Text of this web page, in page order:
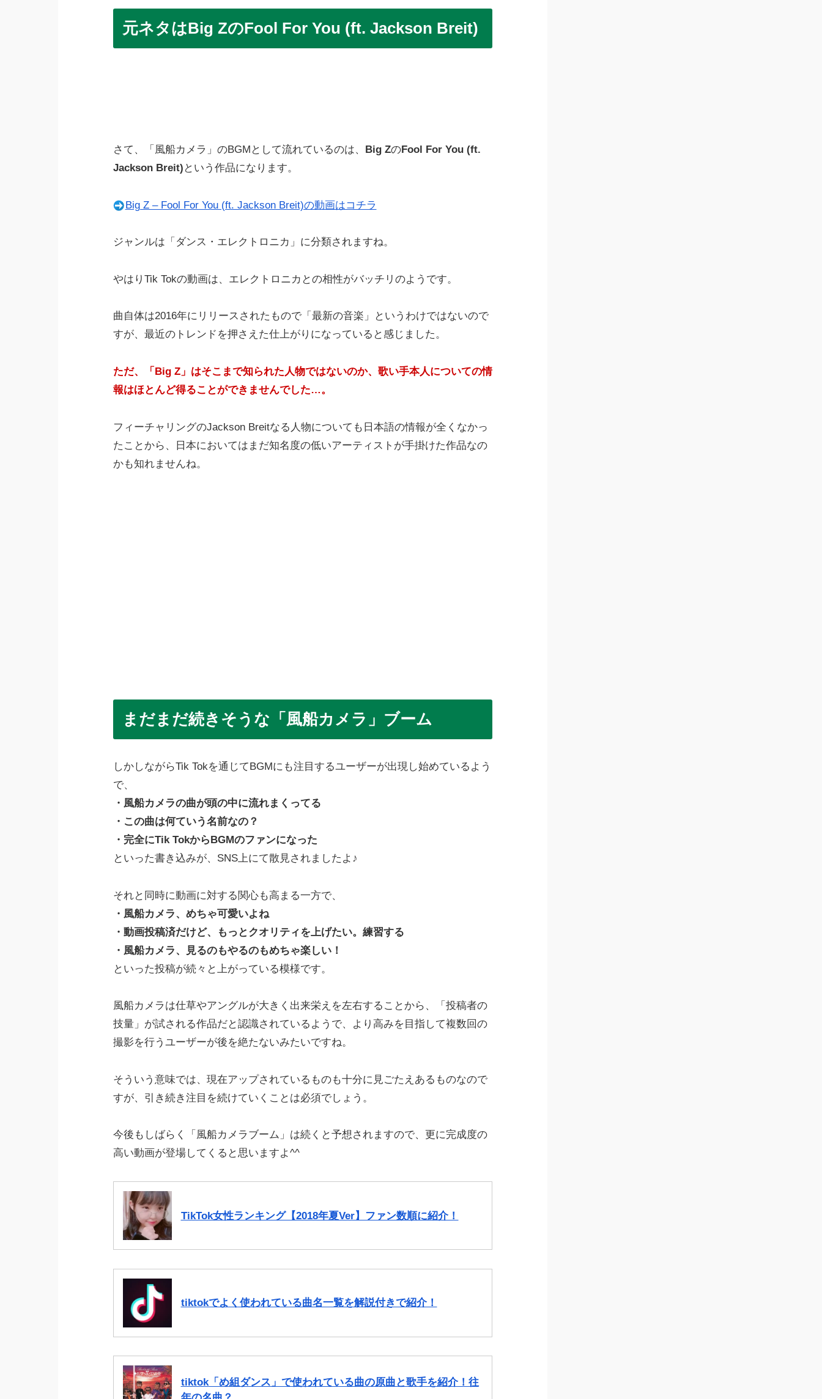
元ネタはBig ZのFool For You (ft. Jackson Breit)
さて、「風船カメラ」のBGMとして流れているのは、 Big ZのFool For You (ft.
Jackson Breit) という作品になります。
Big Z – Fool For You (ft. Jackson Breit)の動画はコチラ
ジャンルは「ダンス・エレクトロニカ」に分類されますね。
やはりTik Tokの動画は、エレクトロニカとの相性がバッチリのようです。
曲自体は2016年にリリースされたもので「最新の音楽」というわけではないので
すが、最近のトレンドを押さえた仕上がりになっていると感じました。
ただ、「Big Z」はそこまで知られた人物ではないのか、歌い手本人についての情
報はほとんど得ることができませんでした…。
フィーチャリングのJackson Breitなる人物についても日本語の情報が全くなかっ
たことから、日本においてはまだ知名度の低いアーティストが手掛けた作品なの
かも知れませんね。
まだまだ続きそうな「風船カメラ」ブーム
しかしながらTik Tokを通じてBGMにも注目するユーザーが出現し始めているよう
で、
・風船カメラの曲が頭の中に流れまくってる
・この曲は何ていう名前なの？
・完全にTik TokからBGMのファンになった
といった書き込みが、SNS上にて散見されましたよ♪
それと同時に動画に対する関心も高まる一方で、
・風船カメラ、めちゃ可愛いよね
・動画投稿済だけど、もっとクオリティを上げたい。練習する
・風船カメラ、見るのもやるのもめちゃ楽しい！
といった投稿が続々と上がっている模様です。
風船カメラは仕草やアングルが大きく出来栄えを左右することから、「投稿者の
技量」が試される作品だと認識されているようで、より高みを目指して複数回の
撮影を行うユーザーが後を絶たないみたいですね。
そういう意味では、現在アップされているものも十分に見ごたえあるものなので
すが、引き続き注目を続けていくことは必須でしょう。
今後もしばらく「風船カメラブーム」は続くと予想されますので、更に完成度の
高い動画が登場してくると思いますよ^^
TikTok女性ランキング【2018年夏Ver】ファン数順に紹介！
tiktokでよく使われている曲名一覧を解説付きで紹介！
tiktok「め組ダンス」で使われている曲の原曲と歌手を紹介！往